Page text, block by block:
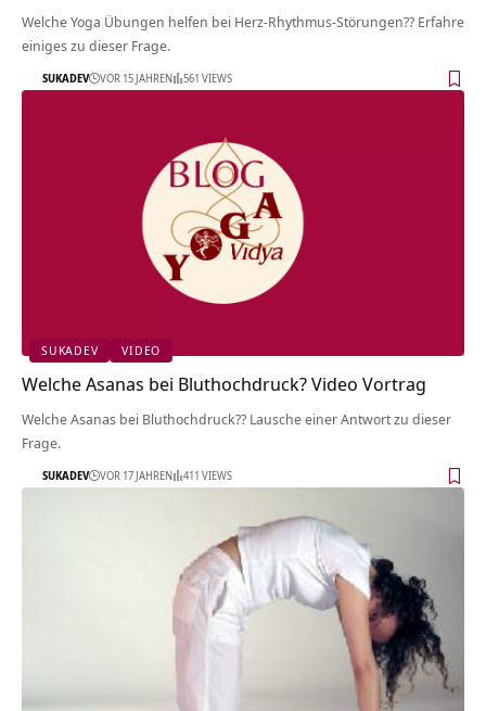
Welche Yoga Übungen helfen bei Herz-Rhythmus-Störungen?? Erfahre
einiges zu dieser Frage.
SUKADEV VOR 15 JAHREN 561 VIEWS
SUKADEV VIDEO
Welche Asanas bei Bluthochdruck? Video Vortrag
Welche Asanas bei Bluthochdruck?? Lausche einer Antwort zu dieser
Frage.
SUKADEV VOR 17 JAHREN 411 VIEWS